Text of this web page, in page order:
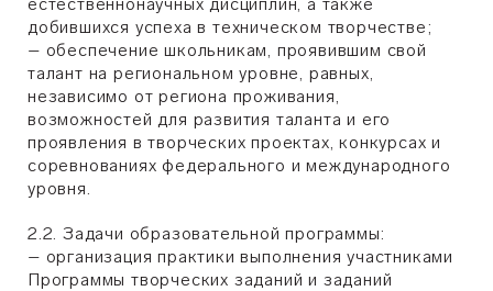
добившихся успеха в техническом творчестве;
– обеспечение школьникам, проявившим свой
талант на региональном уровне, равных,
независимо от региона проживания,
возможностей для развития таланта и его
проявления в творческих проектах, конкурсах и
соревнованиях федерального и международного
уровня.
2.2. Задачи образовательной программы:
– организация практики выполнения участниками
Программы творческих заданий и заданий